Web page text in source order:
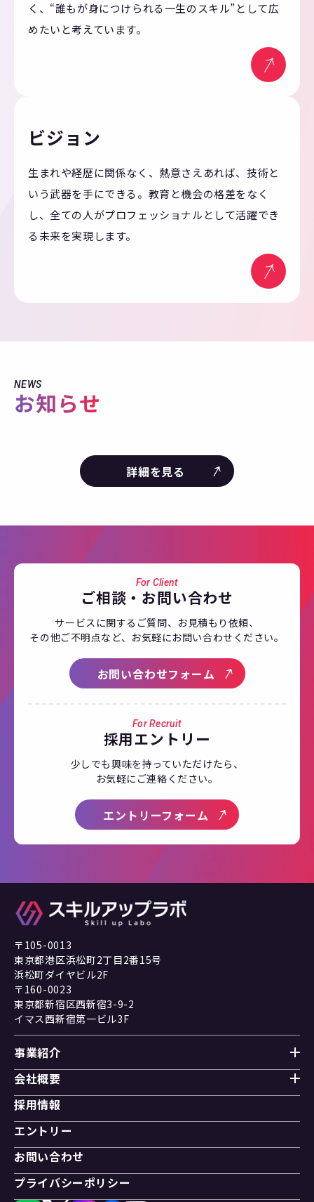
く、 “誰もが身につけられる一生のスキル”として広
めたいと考えています。
ビジョン
生まれや経歴に関係なく、熱意さえあれば、技術と
いう武器を手にできる。教育と機会の格差をなく
し、全ての人がプロフェッショナルとして活躍でき
る未来を実現します。
NEWS
お知らせ
詳細を見る
For Client
ご相談・お問い合わせ
サービスに関するご質問、お見積もり依頼、
その他ご不明点など、お気軽にお問い合わせ ください。
お問い合わせフォーム
For Recruit
採用エントリー
少しでも興味を持っていただけたら、
お気軽にご連絡ください。
エントリーフォーム
〒105-0013
東京都港区浜松町2丁目2番15号
浜松町ダイヤビル2F
〒160-0023
東京都新宿区西新宿3-9-2
イマス西新宿第一ビル3F
事業紹介
会社概要
採用情報
エントリー
お問い合わせ
プライバシーポリシー